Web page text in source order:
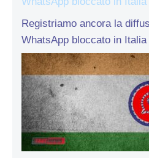
Registriamo ancora la
WhatsApp bloccato in Italia